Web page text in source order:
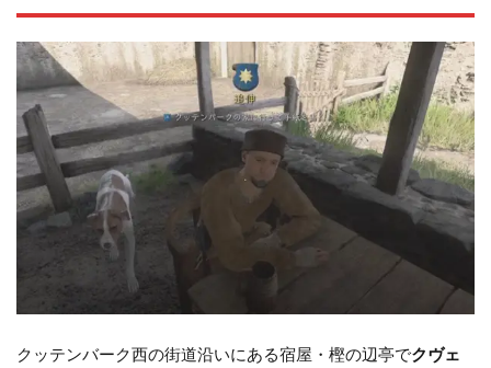
クッテンバーク西の街道沿いにある宿屋・樫の辺亭でクヴェ